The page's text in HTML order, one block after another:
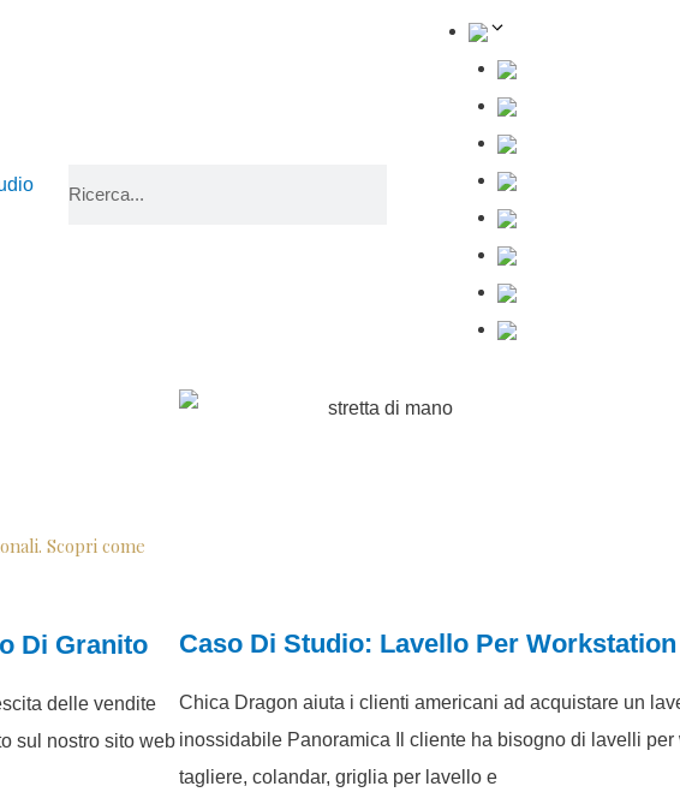
Scopri come
Di Granito
delle vendite
sul nostro sito web
Caso Di Studio: Lavello Per
Chica Dragon aiuta i clienti americani ad acquistare un
inossidabile Panoramica Il cliente ha bisogno di lavelli
tagliere, colandar, griglia per lavello e